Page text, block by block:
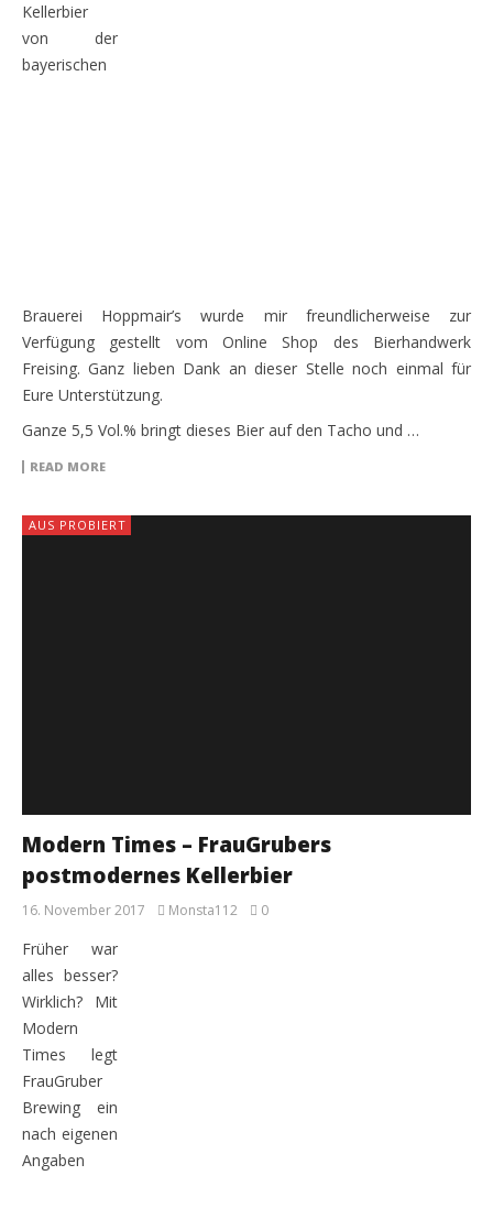
Kellerbier
von der
bayerischen
Brauerei Hoppmair’s wurde mir freundlicherweise zur
Verfügung gestellt vom Online Shop des Bierhandwerk
Freising. Ganz lieben Dank an dieser Stelle noch einmal für
Eure Unterstützung.
Ganze 5,5 Vol.% bringt dieses Bier auf den Tacho und …
READ MORE
AUS PROBIERT
Modern Times – FrauGrubers
postmodernes Kellerbier
16. November 2017 Monsta112 0
Früher war
alles besser?
Wirklich? Mit
Modern
Times legt
FrauGruber
Brewing ein
nach eigenen
Angaben